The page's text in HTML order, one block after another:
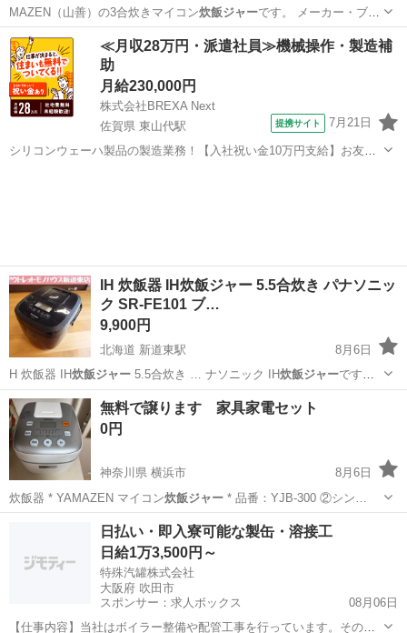
MAZEN（山善）の3合炊きマイコン炊飯ジャーです。 メーカー・ブラ
ンド：Y…
福岡 春日市 春日原駅 キッチン家電
≪月収28万円・派遣社員≫機械操作・製造補
助
月給230,000円
株式会社BREXA Next
佐賀県 東山代駅
提携サイト 7月21日
シリコンウェーハ製品の製造業務！【入社祝い金10万円支給】お友達
IH 炊飯器 IH炊飯ジャー 5.5合炊き パナソニッ
ク SR-FE101 ブ…
9,900円
北海道 新道東駅
8月6日
H 炊飯器 IH炊飯ジャー5.5合炊き … ナソニック IH炊飯ジャーです。
型式 …
北海道 札幌市 新道東駅 キッチン家電
無料で譲ります 家具家電セット
0円
神奈川県 横浜市
8月6日
炊飯器 * YAMAZEN マイコン炊飯ジャー * 品番：YJB-300 ②シン…
横浜市
日払い・即入寮可能な製缶・溶接工
日給1万3,500円～
特殊汽罐株式会社
大阪府 吹田市
スポンサー：求人ボックス
08月06日
【仕事内容】当社はボイラー整備や配管工事を行っています。その中